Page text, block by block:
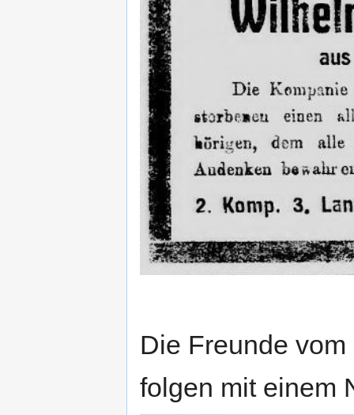
Die Freunde
folgen mit einem